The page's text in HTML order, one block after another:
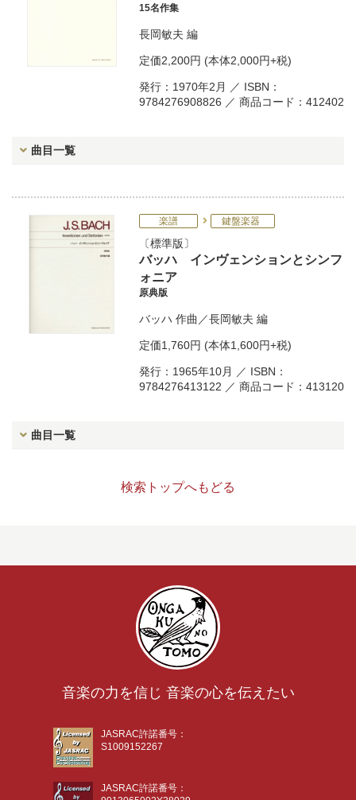
15名作集
長岡敏夫 編
定価2,200円 (本体2,000円+税)
発行：1970年2月 ／ ISBN：
9784276908826 ／ 商品コード：412402
曲目一覧
楽譜 鍵盤楽器
標準版
バッハ インヴェンションとシンフ
ォニア
原典版
バッハ 作曲／長岡敏夫 編
定価1,760円 (本体1,600円+税)
発行：1965年10月 ／ ISBN：
9784276413122 ／ 商品コード：413120
曲目一覧
検索トップへもどる
音楽の力を信じ 音楽の心を伝えたい
JASRAC許諾番号：
S1009152267
JASRAC許諾番号：